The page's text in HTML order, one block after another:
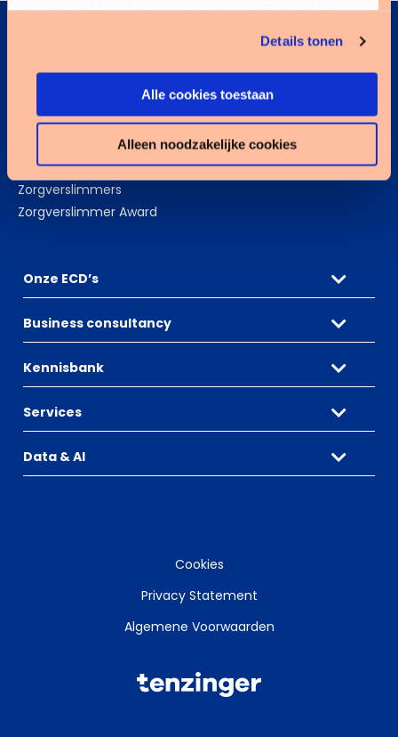
services. U gaat akkoord met onze cookies als u onze
Details tonen
Alle cookies toestaan
Alleen noodzakelijke cookies
Over ons
Nieuws
Partnerprogramma
Werken bij Tenzinger
Zorgverslimmers
Zorgverslimmer Award
LinkedIn
Instagram
Onze ECD’s
Business consultancy
Kennisbank
Services
Data & AI
Cookies
Privacy Statement
Algemene Voorwaarden
Tenzinger